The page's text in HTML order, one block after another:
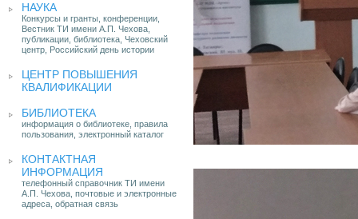
НАУКА
Конкурсы и гранты, конференции,
Вестник ТИ имени А.П. Чехова,
публикации, библиотека, Чеховский
центр, Российский день истории
ЦЕНТР ПОВЫШЕНИЯ
КВАЛИФИКАЦИИ
БИБЛИОТЕКА
информация о библиотеке, правила
пользования, электронный каталог
КОНТАКТНАЯ
ИНФОРМАЦИЯ
телефонный справочник ТИ имени
А.П. Чехова, почтовые и электронные
адреса, обратная связь